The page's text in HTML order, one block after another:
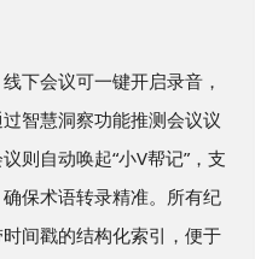
下会议可一键开启录音，
智慧洞察功能推测会议议
则自动唤起“小V帮记”，支
保术语转录精准。所有纪
间戳的结构化索引，便于